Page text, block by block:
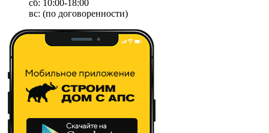
сб: 10:00-18:00
вс: (по договоренности)